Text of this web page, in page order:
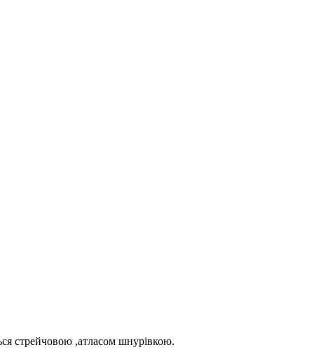
стрейчовою ,атласом шнурівкою.